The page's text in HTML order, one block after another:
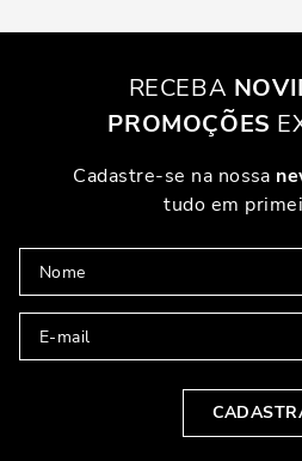
RECEBA
PROMOÇÕES
Cadastre-se na nossa
tudo em